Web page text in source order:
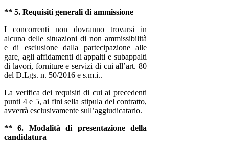
** 5. Requisiti generali di ammissione
I concorrenti non dovranno trovarsi in
alcuna delle situazioni di non ammissibilità
e di esclusione dalla partecipazione alle
gare, agli affidamenti di appalti e subappalti
di lavori, forniture e servizi di cui all’art. 80
del D.Lgs. n. 50/2016 e s.m.i..
La verifica dei requisiti di cui ai precedenti
punti 4 e 5, ai fini sella stipula del contratto,
avverrà esclusivamente sull’aggiudicatario.
** 6. Modalità di presentazione della
candidatura